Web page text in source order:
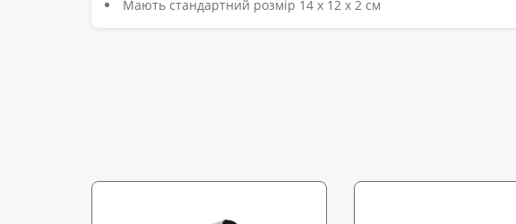
Мають стандартний розмір 14 х 12 х 2 см